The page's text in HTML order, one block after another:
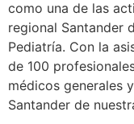
como una de las
regional Santander
Pediatría. Con la
de 100
médicos generales
Santander de